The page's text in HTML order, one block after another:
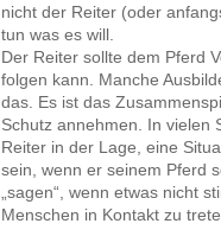
nicht der Reiter (oder
tun was es will.
Der Reiter sollte dem Pferd
folgen kann. Manche
das. Es ist das
Schutz annehmen. In vielen
Reiter in der Lage, eine
sein, wenn er seinem Pferd
„sagen“, wenn etwas nicht
Menschen in Kontakt zu